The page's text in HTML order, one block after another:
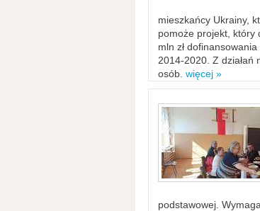
mieszkańcy Ukrainy,
pomoże projekt, który
mln zł
2014-2020. Z działań
osób. więcej »
podstawowej.